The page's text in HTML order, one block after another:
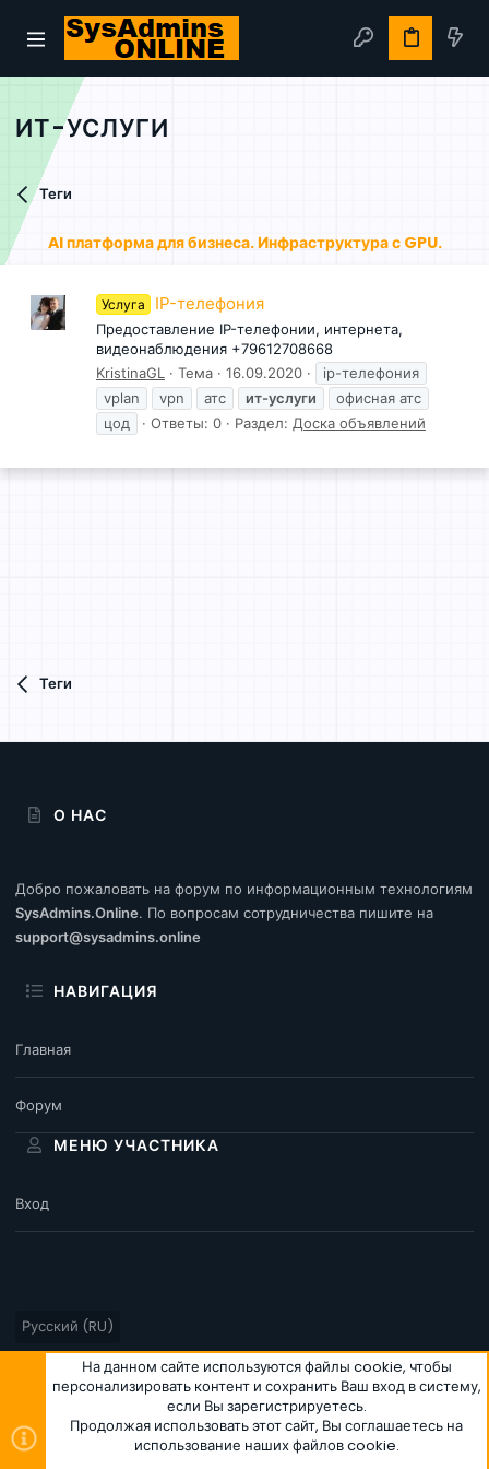
ИТ-УСЛУГИ
Теги
AI платформа для бизнеса. Инфраструктура с GPU.
Услуга IP-телефония
Предоставление IP-телефонии, интернета,
видеонаблюдения +79612708668
KristinaGL
Тема 16.09.2020
ip-телефония
vplan
vpn атс ит-услуги
офисная атс
цод
Ответы: 0 Раздел: Доска объявлений
Теги
О НАС
Добро пожаловать на форум по информационным технологиям
SysAdmins.Online. По вопросам сотрудничества пишите на
support@sysadmins.online
НАВИГАЦИЯ
Главная
Форум
МЕНЮ УЧАСТНИКА
Вход
Русский (RU)
Условия и правила
Политика конфиденциальности
Помощь
Главная
R
S
На данном сайте используются файлы cookie, чтобы
персонализировать контент и сохранить Ваш вход в систему,
если Вы зарегистрируетесь.
Продолжая использовать этот сайт, Вы соглашаетесь на
использование наших файлов cookie.